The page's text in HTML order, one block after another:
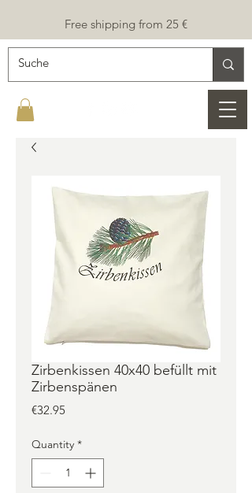
Free shipping from 25 €
Zirbenkissen 40x40 befüllt mit
Zirbenspänen
€32.95Price
Quantity *